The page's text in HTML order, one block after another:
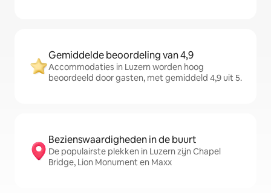
Gemiddelde beoordeling van 4,9
Accommodaties in Luzern worden hoog
beoordeeld door gasten, met gemiddeld 4,9 uit 5.
Bezienswaardigheden in de buurt
De populairste plekken in Luzern zijn Chapel
Bridge, Lion Monument en Maxx